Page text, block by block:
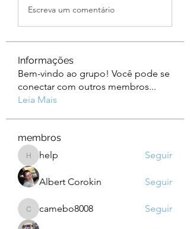
Escreva um comentário
Informações
Bem-vindo ao grupo! Você pode se
conectar com outros membros...
Leia Mais
membros
helphelp Seguir
Albert Corokin Seguir
camebo8008
camebo8008 Seguir